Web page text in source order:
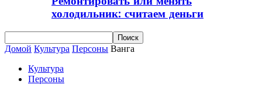
холодильник: считаем деньги
Домой Культура Персоны Ванга
Культура
Персоны